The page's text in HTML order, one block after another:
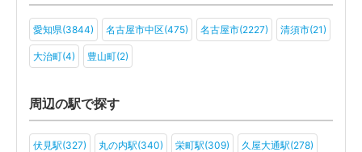
社会福祉法人(11) 医療法人(15) ＮＰＯ法人(11) 学校法人(7)
一般社団法人(10) その他(12)
愛知県(3844) 名古屋市中区(475) 名古屋市(2227) 清須市(21)
大治町(4) 豊山町(2)
周辺の駅で探す
伏見駅(327) 丸の内駅(340) 栄町駅(309) 久屋大通駅(278)